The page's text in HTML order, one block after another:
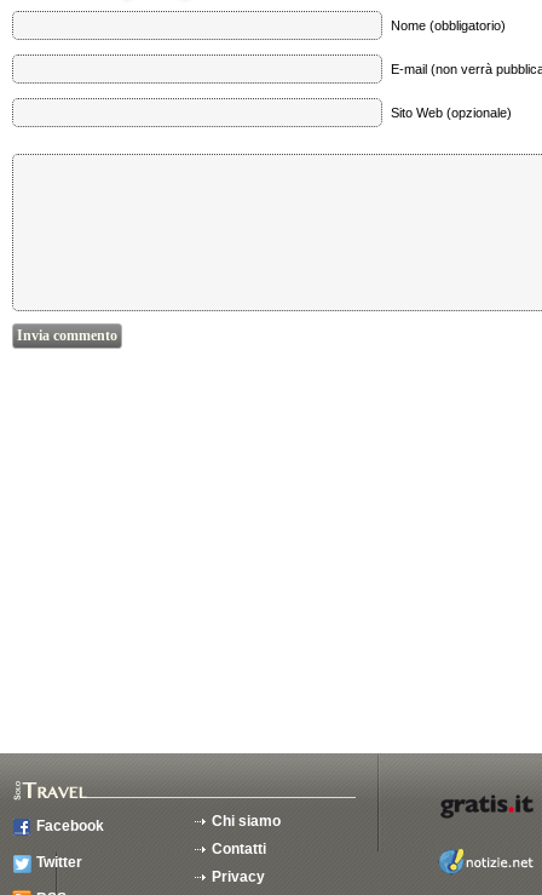
Nome (obbligatorio)
E-mail (non verrà
Sito Web (opzionale)
Facebook
Twitter
Chi siamo
Contatti
Privacy